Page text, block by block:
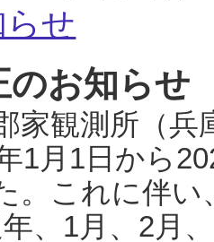
せ
のお知らせ
家観測所（
1月1日から
。これに伴い
、1月、2月